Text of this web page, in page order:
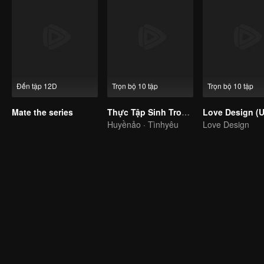
Đến tập 12D
Mate the series
Trọn bộ 10 tập
Thực Tập Sinh Trong Trái Tim Tôi
Huyềnảo · Tìnhyêu
Trọn bộ 10 tập
Love Design